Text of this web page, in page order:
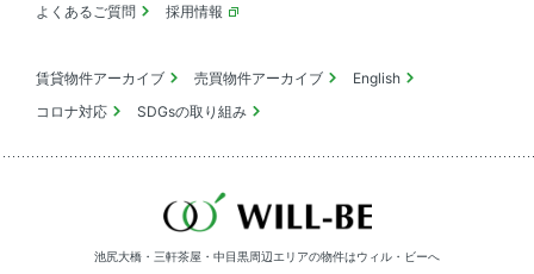
よくあるご質問
採用情報
賃貸物件アーカイブ 売買物件アーカイブ
English
コロナ対応
SDGsの取り組み
池尻大橋・三軒茶屋・中目黒周辺エリアの物件はウィル・ビーへ